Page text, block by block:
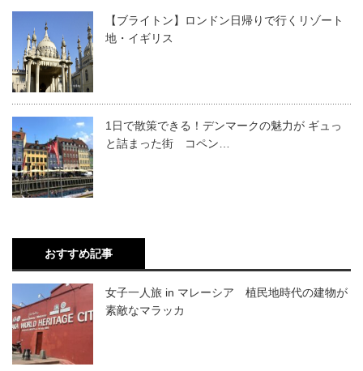
【ブライトン】ロンドン日帰りで行くリゾート
地・イギリス
1日で散策できる！デンマークの魅力が ギュっ
と詰まった街 コペン…
おすすめ記事
女子一人旅 in マレーシア 植民地時代の建物が
素敵なマラッカ